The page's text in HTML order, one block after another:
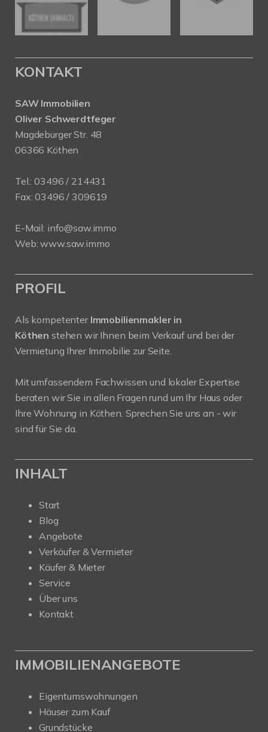
KONTAKT
SAW Immobilien
Oliver Schwerdtfeger
Magdeburger Str. 48
06366 Köthen
Tel.:03496 / 214431
Fax: 03496 / 309619
E-Mail: info@saw.immo
Web:www.saw.immo
PROFIL
Als kompetenter Immobilienmakler in
Köthen stehen wir Ihnen beim Verkauf und bei der
Vermietung Ihrer Immobilie zur Seite.
Mit umfassendem Fachwissen und lokaler Expertise
beraten wir Sie in allen Fragen rund um Ihr Haus oder
Ihre Wohnung in Köthen. Sprechen Sie uns an - wir
sind für Sie da.
INHALT
Start
Blog
Angebote
Verkäufer & Vermieter
Käufer & Mieter
Service
Über uns
Kontakt
IMMOBILIENANGEBOTE
Eigentumswohnungen
Häuser zum Kauf
Grundstücke